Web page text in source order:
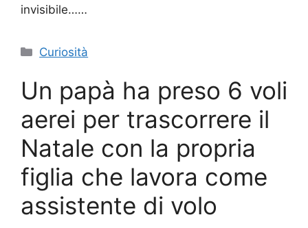
invisibile……
Categorie
Curiosità
Un papà ha preso 6 voli
aerei per trascorrere il
Natale con la propria
figlia che lavora come
assistente di volo